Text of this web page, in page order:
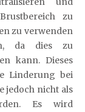
zu
zu verwenden
da dies zu
kann. Dieses
Linderung bei
jedoch nicht als
Es wird